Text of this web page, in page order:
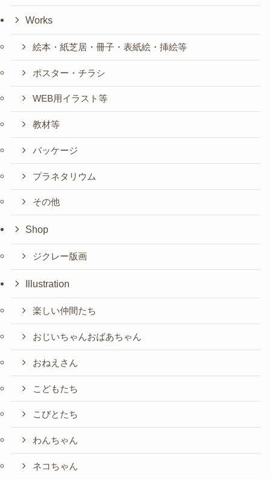
Works
絵本・紙芝居・冊子・表紙絵・挿絵等
ポスター・チラシ
WEB用イラスト等
教材等
パッケージ
プラネタリウム
その他
Shop
ジクレー版画
Illustration
楽しい仲間たち
おじいちゃんおばあちゃん
おねえさん
こどもたち
こびとたち
わんちゃん
ネコちゃん